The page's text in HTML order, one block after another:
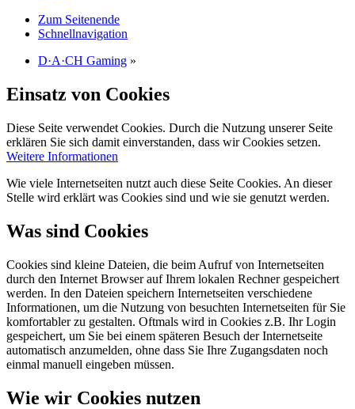
Zum Seitenende
Schnellnavigation
D·A·CH Gaming »
Einsatz von Cookies
Diese Seite verwendet Cookies. Durch die Nutzung unserer Seite
erklären Sie sich damit einverstanden, dass wir Cookies setzen.
Weitere Informationen
Wie viele Internetseiten nutzt auch diese Seite Cookies. An dieser
Stelle wird erklärt was Cookies sind und wie sie genutzt werden.
Was sind Cookies
Cookies sind kleine Dateien, die beim Aufruf von Internetseiten
durch den Internet Browser auf Ihrem lokalen Rechner gespeichert
werden. In den Dateien speichern Internetseiten verschiedene
Informationen, um die Nutzung von besuchten Internetseiten für Sie
komfortabler zu gestalten. Oftmals wird in Cookies z.B. Ihr Login
gespeichert, um Sie bei einem späteren Besuch der Internetseite
automatisch anzumelden, ohne dass Sie Ihre Zugangsdaten noch
einmal manuell eingeben müssen.
Wie wir Cookies nutzen